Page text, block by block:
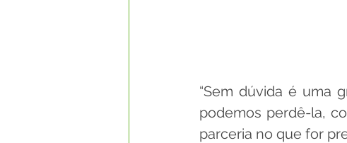
“Sem dúvida é uma
podemos perdê-la,
parceria no que for